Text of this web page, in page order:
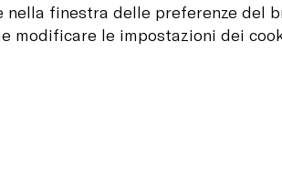
finestra delle preferenze del
modificare le impostazioni dei